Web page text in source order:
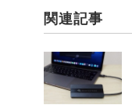
関連記事